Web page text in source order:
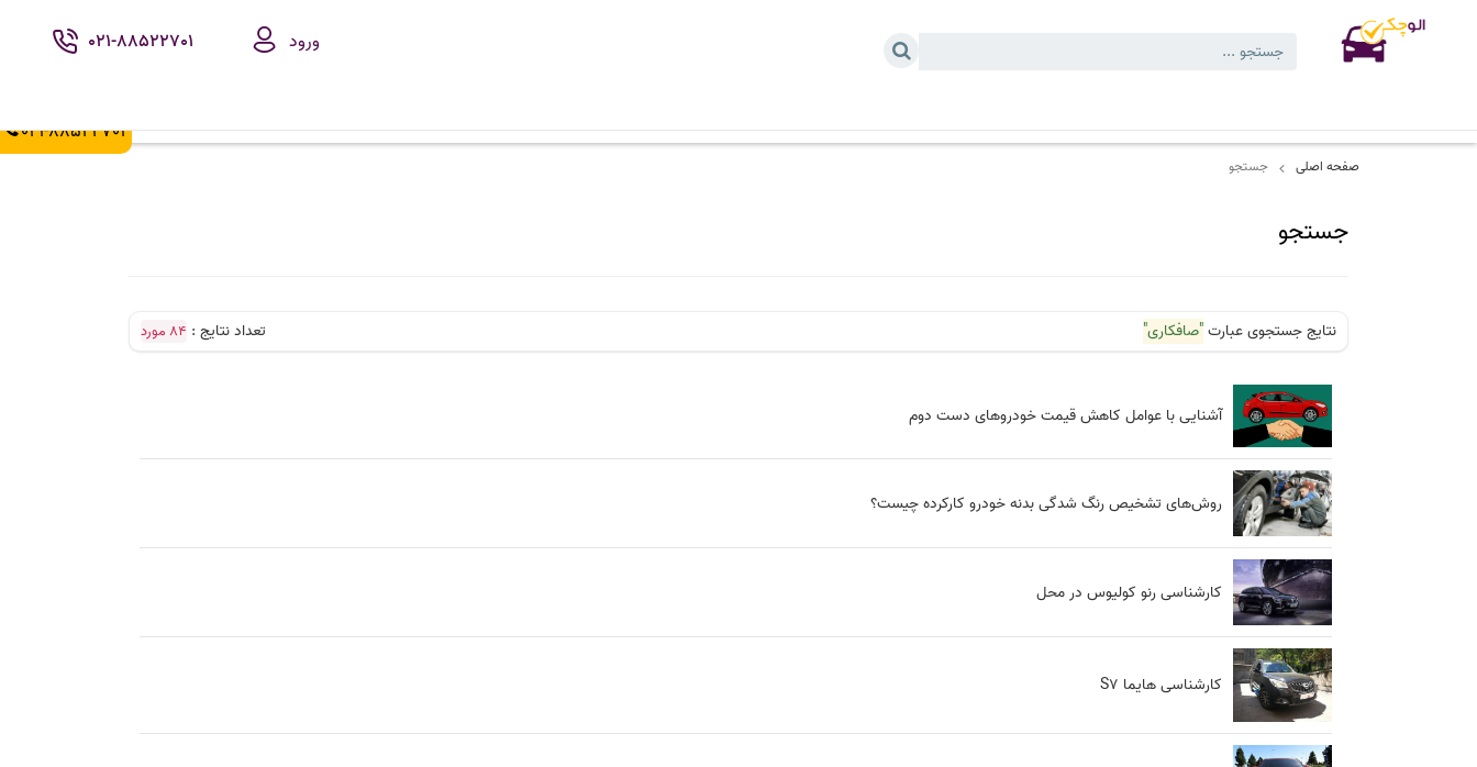
ورود 021-88522701
021-88522702
صفحه اصلی جستجو
جستجو
نتایج جستجوی عبارت"صافکاری" تعداد نتایج : 84 مورد
آشنایی با عوامل کاهش قیمت خودروهای دست دوم
روش‌های تشخیص رنگ شدگی بدنه خودرو کارکرده چیست؟
کارشناسی رنو کولیوس در محل
کارشناسی هایما S7